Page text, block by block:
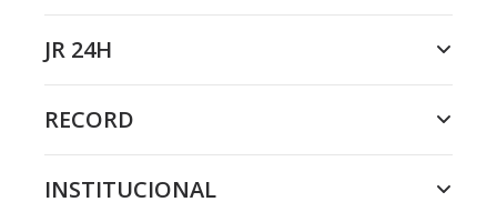
JR 24H
RECORD
INSTITUCIONAL